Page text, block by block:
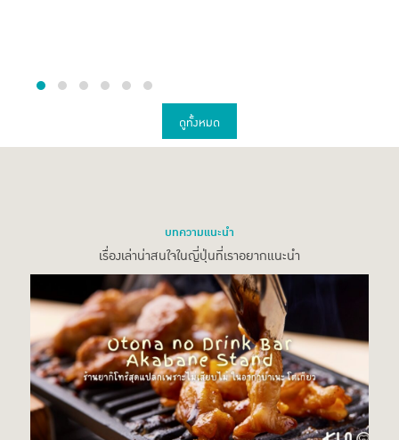
ดูทั้งหมด
บทความแนะนำ
เรื่องเล่าน่าสนใจในญี่ปุ่นที่เราอยากแนะนำ